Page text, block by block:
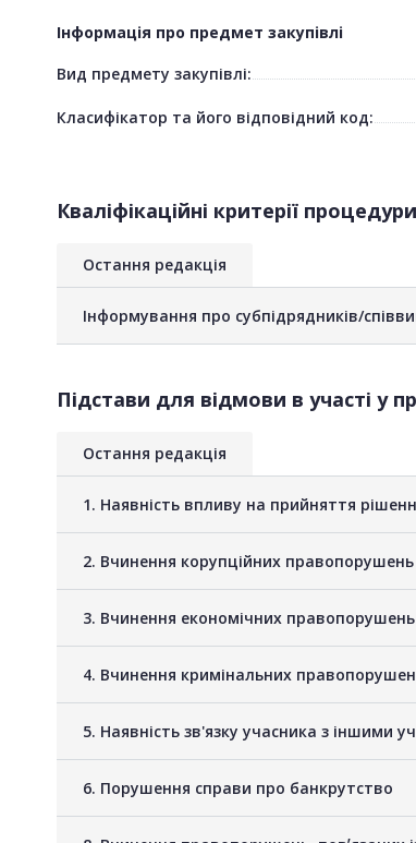
Інформація про предмет закупівлі
Вид предмету закупівлі:
Класифікатор та його відповідний код:
Кваліфікаційні критерії
Остання редакція
Інформування про субпідрядників/
Підстави для відмови в участі у
Остання редакція
1. Наявність впливу на прийняття
2. Вчинення корупційних правопорушень
3. Вчинення економічних правопорушень
4. Вчинення кримінальних
5. Наявність зв'язку учасника з іншими
6. Порушення справи про банкрутство